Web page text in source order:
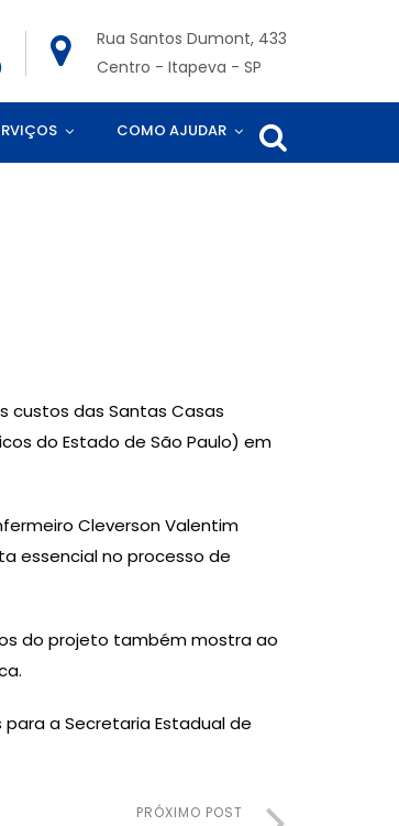
Rua Santos Dumont, 433
Centro - Itapeva - SP
COMO AJUDAR
custos das Santas Casas
do Estado de São Paulo) em
Cleverson Valentim
essencial no processo de
do projeto também mostra ao
a Secretaria Estadual de
PRÓXIMO POST